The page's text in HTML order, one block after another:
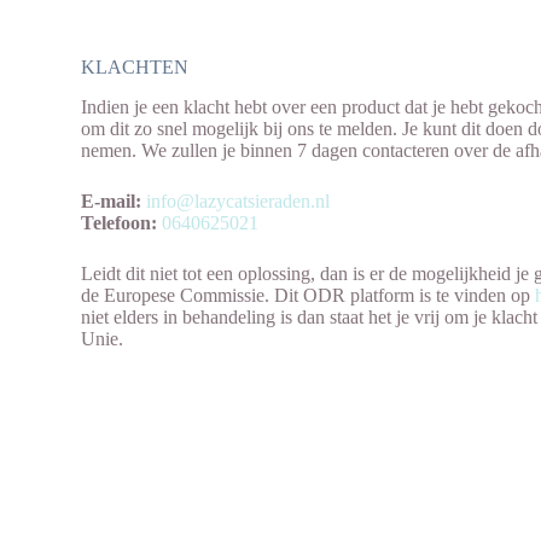
KLACHTEN
Indien je een klacht hebt over een product dat je hebt
om dit zo snel mogelijk bij ons te melden. Je kunt dit doen
nemen. We zullen je binnen 7 dagen contacteren over de
E-mail: info@lazycatsieraden.nl
Telefoon: 0640625021
Leidt dit niet tot een oplossing, dan is er de mogelijkheid je
de Europese Commissie. Dit ODR platform is te vinden op
niet elders in behandeling is dan staat het je vrij om je
Unie.